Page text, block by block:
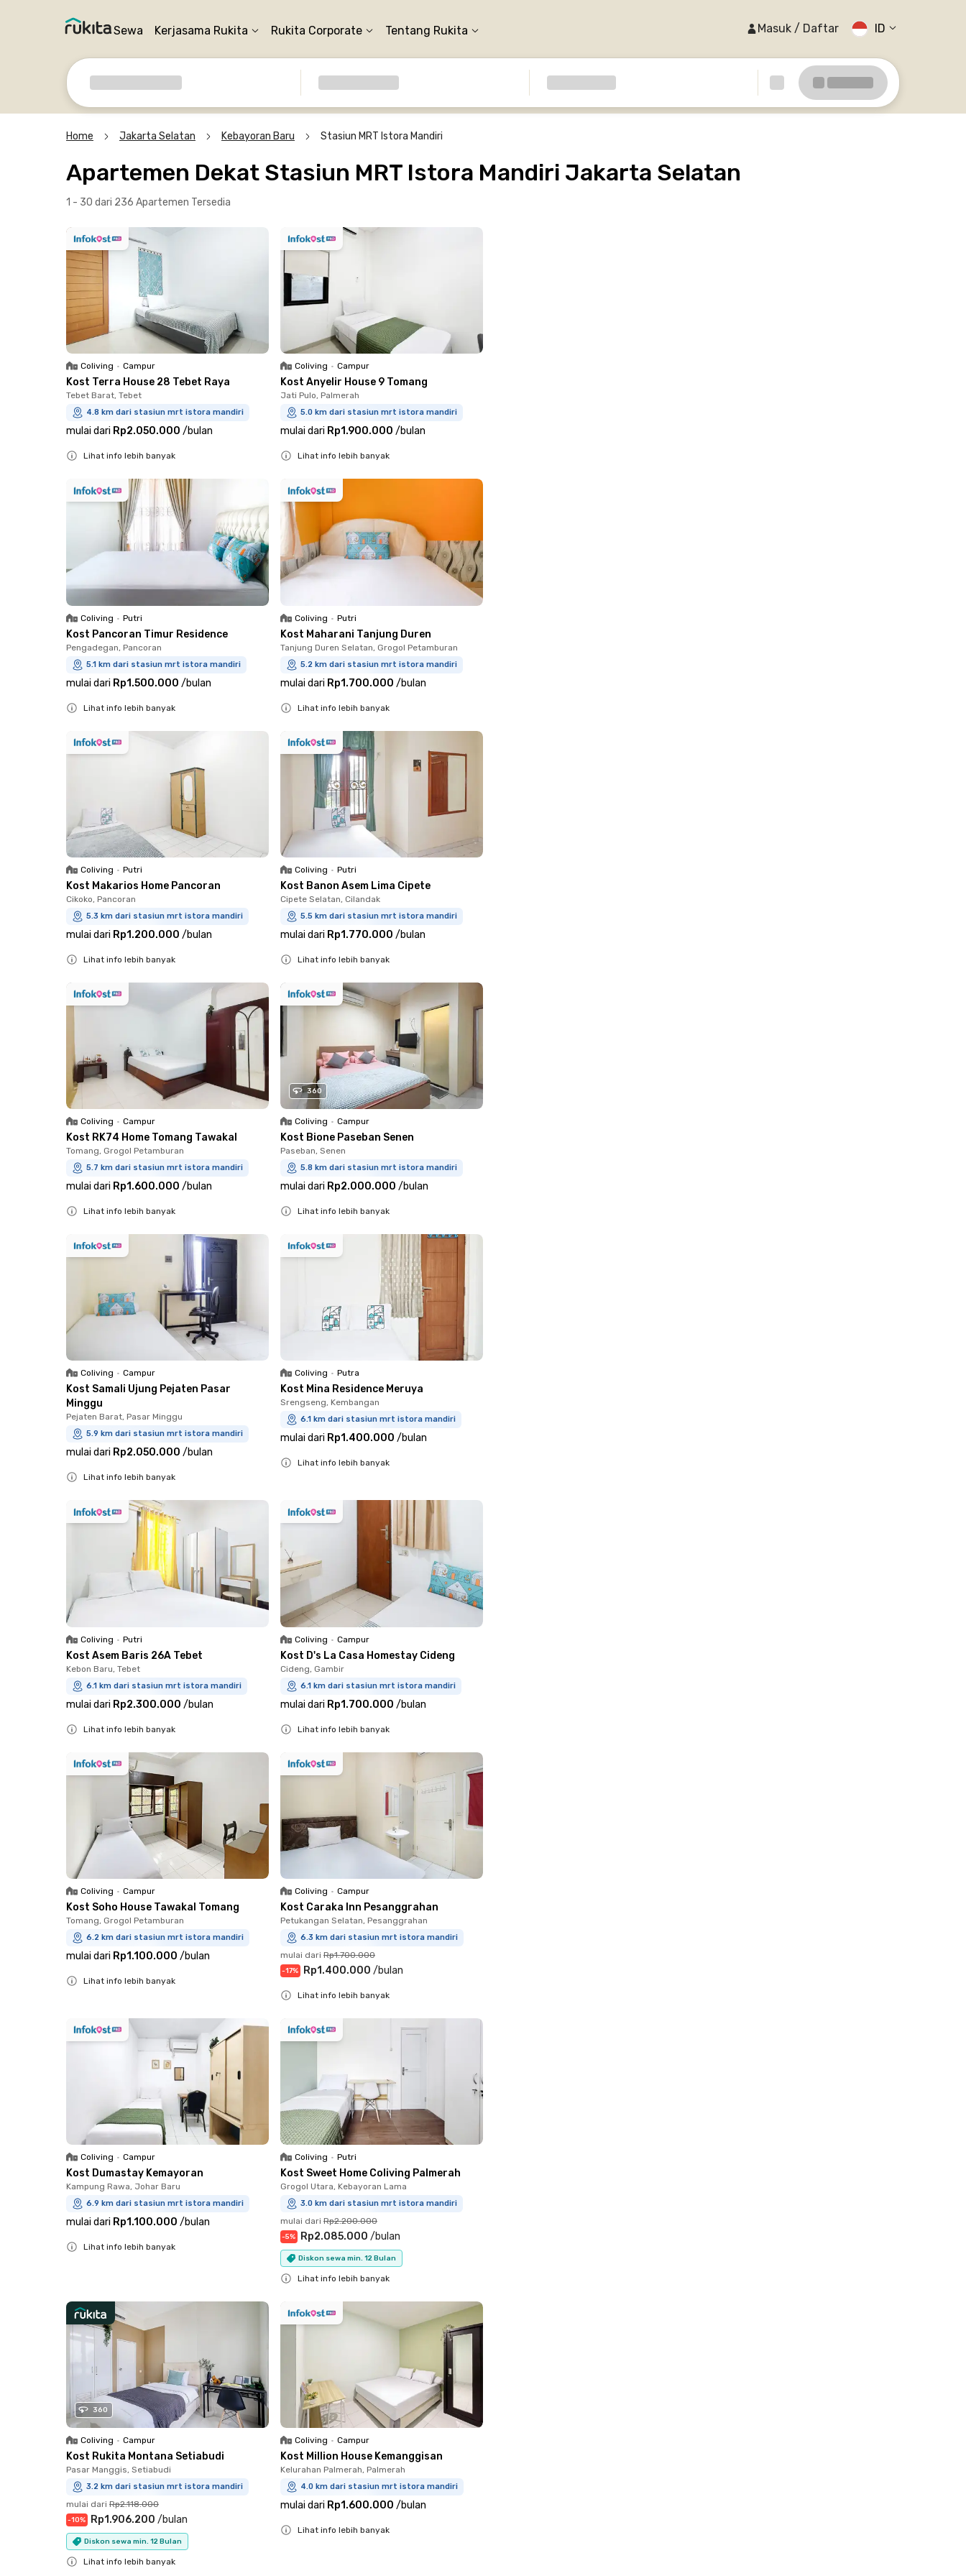
Sewa Kerjasama Rukita Rukita Corporate Tentang Rukita Masuk / Daftar ID
Home Jakarta Selatan Kebayoran Baru Stasiun MRT Istora Mandiri
Apartemen Dekat Stasiun MRT Istora Mandiri Jakarta Selatan
1 - 30 dari 236 Apartemen Tersedia
Coliving • Campur
Kost Terra House 28 Tebet Raya
Tebet Barat, Tebet
4.8 km dari stasiun mrt istora mandiri
mulai dari Rp2.050.000 /bulan
Lihat info lebih banyak
Coliving • Campur
Kost Anyelir House 9 Tomang
Jati Pulo, Palmerah
5.0 km dari stasiun mrt istora mandiri
mulai dari Rp1.900.000 /bulan
Lihat info lebih banyak
Coliving • Putri
Kost Pancoran Timur Residence
Pengadegan, Pancoran
5.1 km dari stasiun mrt istora mandiri
mulai dari Rp1.500.000 /bulan
Lihat info lebih banyak
Coliving • Putri
Kost Maharani Tanjung Duren
Tanjung Duren Selatan, Grogol Petamburan
5.2 km dari stasiun mrt istora mandiri
mulai dari Rp1.700.000 /bulan
Lihat info lebih banyak
Coliving • Putri
Kost Makarios Home Pancoran
Cikoko, Pancoran
5.3 km dari stasiun mrt istora mandiri
mulai dari Rp1.200.000 /bulan
Lihat info lebih banyak
Coliving • Putri
Kost Banon Asem Lima Cipete
Cipete Selatan, Cilandak
5.5 km dari stasiun mrt istora mandiri
mulai dari Rp1.770.000 /bulan
Lihat info lebih banyak
Coliving • Campur
Kost RK74 Home Tomang Tawakal
Tomang, Grogol Petamburan
5.7 km dari stasiun mrt istora mandiri
mulai dari Rp1.600.000 /bulan
Lihat info lebih banyak
360
Coliving • Campur
Kost Bione Paseban Senen
Paseban, Senen
5.8 km dari stasiun mrt istora mandiri
mulai dari Rp2.000.000 /bulan
Lihat info lebih banyak
Coliving • Campur
Kost Samali Ujung Pejaten Pasar
Minggu
Pejaten Barat, Pasar Minggu
5.9 km dari stasiun mrt istora mandiri
mulai dari Rp2.050.000 /bulan
Lihat info lebih banyak
Coliving • Putra
Kost Mina Residence Meruya
Srengseng, Kembangan
6.1 km dari stasiun mrt istora mandiri
mulai dari Rp1.400.000 /bulan
Lihat info lebih banyak
Coliving • Putri
Kost Asem Baris 26A Tebet
Kebon Baru, Tebet
6.1 km dari stasiun mrt istora mandiri
mulai dari Rp2.300.000 /bulan
Lihat info lebih banyak
Coliving • Campur
Kost D's La Casa Homestay Cideng
Cideng, Gambir
6.1 km dari stasiun mrt istora mandiri
mulai dari Rp1.700.000 /bulan
Lihat info lebih banyak
Coliving • Campur
Kost Soho House Tawakal Tomang
Tomang, Grogol Petamburan
6.2 km dari stasiun mrt istora mandiri
mulai dari Rp1.100.000 /bulan
Lihat info lebih banyak
Coliving • Campur
Kost Caraka Inn Pesanggrahan
Petukangan Selatan, Pesanggrahan
6.3 km dari stasiun mrt istora mandiri
mulai dari Rp1.700.000
-17% Rp1.400.000 /bulan
Lihat info lebih banyak
Coliving • Campur
Kost Dumastay Kemayoran
Kampung Rawa, Johar Baru
6.9 km dari stasiun mrt istora mandiri
mulai dari Rp1.100.000 /bulan
Lihat info lebih banyak
Coliving • Putri
Kost Sweet Home Coliving Palmerah
Grogol Utara, Kebayoran Lama
3.0 km dari stasiun mrt istora mandiri
mulai dari Rp2.200.000
-5% Rp2.085.000 /bulan
Diskon sewa min. 12 Bulan
Lihat info lebih banyak
360
Coliving • Campur
Kost Rukita Montana Setiabudi
Pasar Manggis, Setiabudi
3.2 km dari stasiun mrt istora mandiri
mulai dari Rp2.118.000
-10% Rp1.906.200 /bulan
Diskon sewa min. 12 Bulan
Lihat info lebih banyak
Coliving • Campur
Kost Million House Kemanggisan
Kelurahan Palmerah, Palmerah
4.0 km dari stasiun mrt istora mandiri
mulai dari Rp1.600.000 /bulan
Lihat info lebih banyak